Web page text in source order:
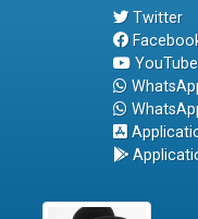
Twitter
YouTube